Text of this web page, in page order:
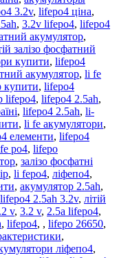
3.2v, lifepo4 ціна,
, 3.2v lifepo4, lifepo4
акумулятор,
залізо фосфатний
купити, lifepo4
акумулятор, li fe
купити, lifepo4
lifepo4, lifepo4 2.5ah,
, lifepo4 2.5ah, li-
, li fe акумулятори,
елементи, lifepo4
po4, lifepo
, залізо фосфатні
, li fepo4, ліфепо4,
, акумулятор 2.5ah,
2.5ah 3.2v, літій
v, 3.2 v, 2.5a lifepo4,
, lifepo4, , lifepo 26650,
,
ліфепо4,